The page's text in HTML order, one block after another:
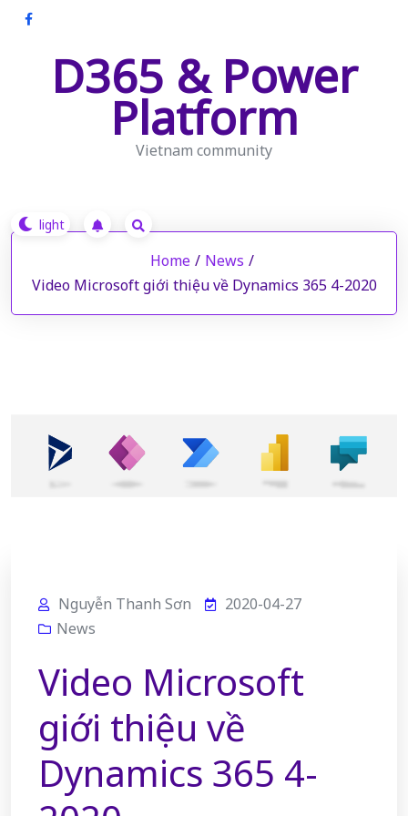
Skip
D365 & Power
Platform
Vietnam community
Home / News /
Video Microsoft giới thiệu về Dynamics 365 4-2020
Nguyễn Thanh Sơn
2020-04-27
News
Video Microsoft
giới thiệu về
Dynamics 365 4-